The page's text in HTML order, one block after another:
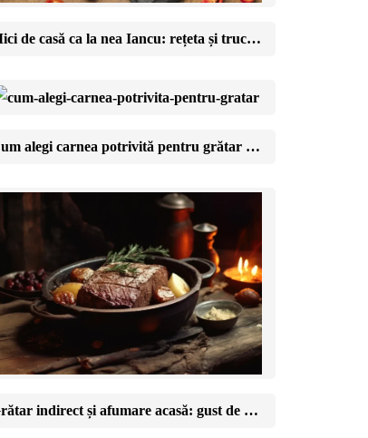
Mici de casă ca la nea Iancu: rețeta și trucul amestecului perfect
Cum alegi carnea potrivită pentru grătar de la măcelar
Grătar indirect și afumare acasă: gust de restaurant în curtea ta